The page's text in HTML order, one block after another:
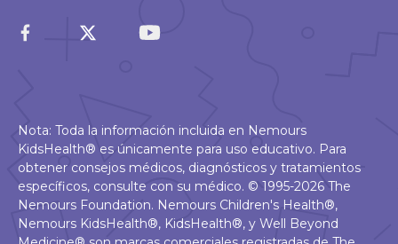
Nota: Toda la información incluida en Nemours
KidsHealth® es únicamente para uso educativo. Para
obtener consejos médicos, diagnósticos y tratamientos
específicos, consulte con su médico. © 1995-2026 The
Nemours Foundation. Nemours Children's Health®,
Nemours KidsHealth®, KidsHealth®, y Well Beyond